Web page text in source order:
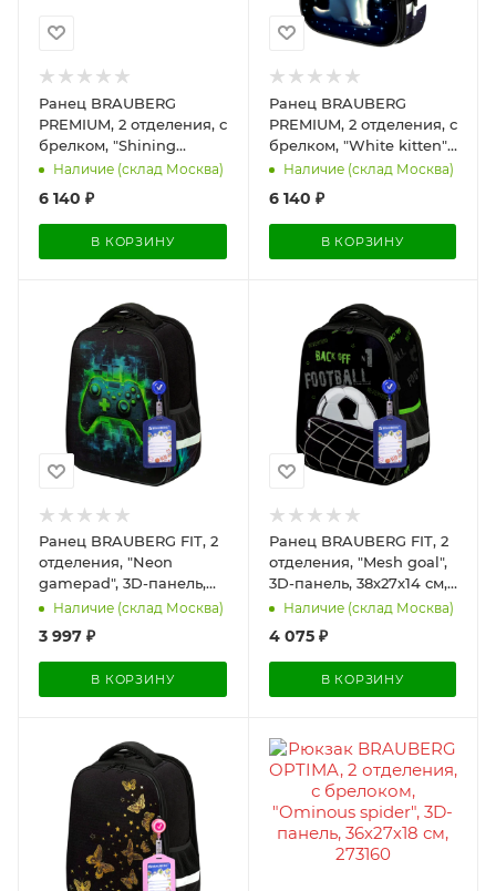
Ранец BRAUBERG
PREMIUM, 2 отделения, с
брелком, "Shining
butterflies", блестки,
Наличие (склад Москва)
6 140 ₽
В КОРЗИНУ
Ранец BRAUBERG
PREMIUM, 2 отделения, с
брелком, "White kitten",
СВЕТЯЩИЙСЯ, 38х29х16
Наличие (склад Москва)
6 140 ₽
В КОРЗИНУ
Ранец BRAUBERG FIT, 2
отделения, "Neon
gamepad", 3D-панель,
38х27х14 см, 274385
Наличие (склад Москва)
3 997 ₽
В КОРЗИНУ
Ранец BRAUBERG FIT, 2
отделения, "Mesh goal",
3D-панель, 38х27х14 см,
274384
Наличие (склад Москва)
4 075₽
В КОРЗИНУ